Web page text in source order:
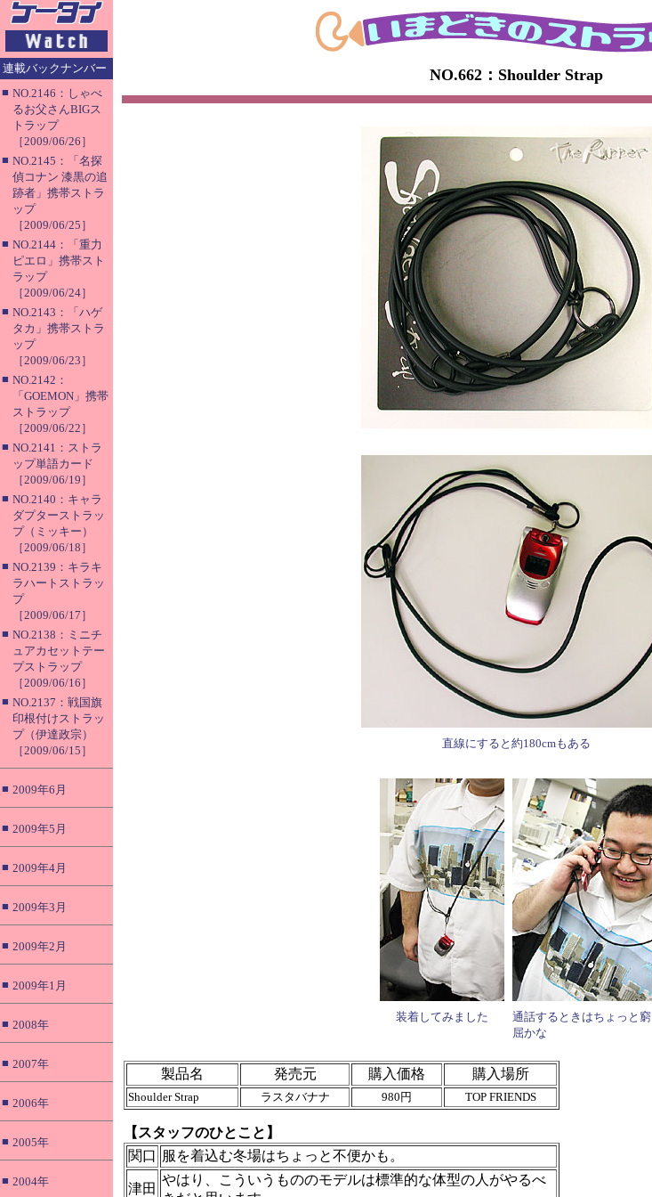
連載バックナンバー
■ NO.2146：しゃべ
るお父さんBIGス
トラップ
［2009/06/26］
■ NO.2145：「名探
偵コナン 漆黒の追
跡者」携帯ストラ
ップ
［2009/06/25］
■ NO.2144：「重力
ピエロ」携帯スト
ラップ
［2009/06/24］
■ NO.2143：「ハゲ
タカ」携帯ストラ
ップ
［2009/06/23］
■ NO.2142：
「GOEMON」携帯
ストラップ
［2009/06/22］
■ NO.2141：ストラ
ップ単語カード
［2009/06/19］
■ NO.2140：キャラ
ダプターストラッ
プ（ミッキー）
［2009/06/18］
■ NO.2139：キラキ
ラハートストラッ
プ
［2009/06/17］
■ NO.2138：ミニチ
ュアカセットテー
プストラップ
［2009/06/16］
■ NO.2137：戦国旗
印根付けストラッ
プ（伊達政宗）
［2009/06/15］
■ 2009年6月
■ 2009年5月
■ 2009年4月
■ 2009年3月
■ 2009年2月
■ 2009年1月
■ 2008年
■ 2007年
■ 2006年
■ 2005年
■ 2004年
NO.662：Shoulder Strap
直線にすると約180cmもある
装着してみました
通話するときはちょっと窮
屈かな
製品名 発売元 購入価格 購入場所
Shoulder Strap ラスタバナナ 980円 TOP FRIENDS
【スタッフのひとこと】
関口 服を着込む冬場はちょっと不便かも。
津田
やはり、こういうもののモデルは標準的な体型の人がやるべ